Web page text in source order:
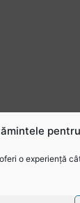
o experiență